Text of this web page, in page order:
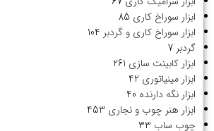
ابزار سوراخ کاری 85
ابزار سوراخ کاری و گردبر 104
گردبر 7
ابزار کابینت سازی 261
ابزار مینیاتوری 42
ابزار نگه دارنده 40
ابزار هنر چوب و نجاری 453
چوب ساب 33